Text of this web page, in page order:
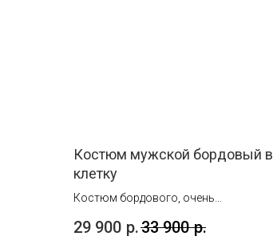
Костюм мужской бордовый в
клетку
Костюм бордового, очень
очень мягкая и невероятно приятная
29 900 р.33 900 р.